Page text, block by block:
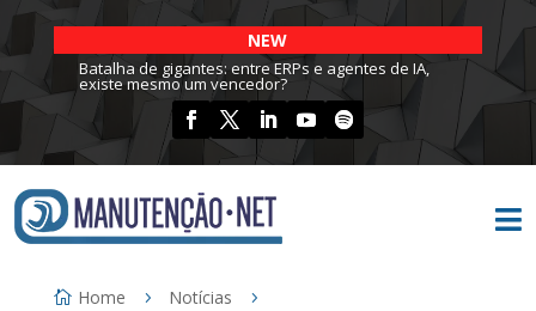
NEW
Batalha de gigantes: entre ERPs e agentes de IA,
existe mesmo um vencedor?

Home
Notícias